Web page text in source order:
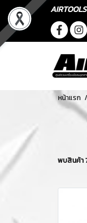
หน้าแรก
พบสินค้า